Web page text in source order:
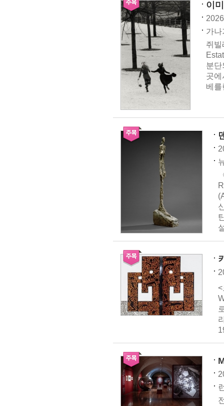
이
가나
쥐
분단
곳에
베를
<